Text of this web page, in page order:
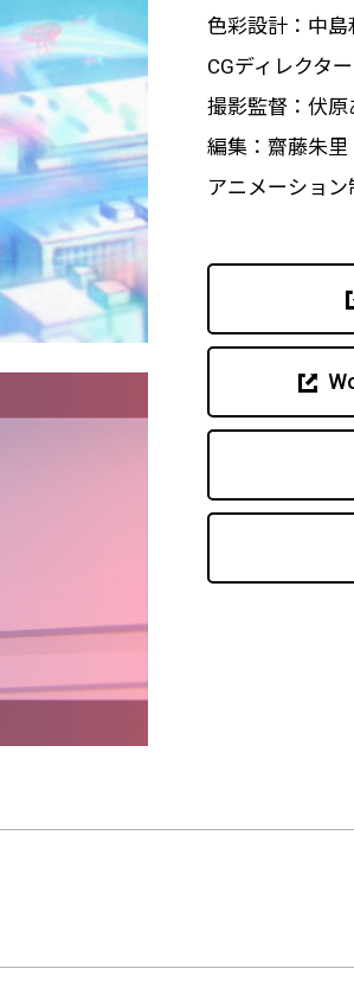
色彩設計：中島
CGディレクタ
撮影監督：伏原
編集：齋藤朱里
アニメーショ